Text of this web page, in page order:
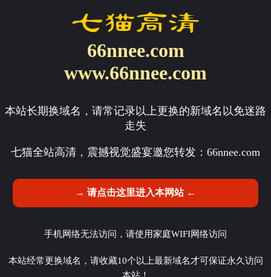
66nnee.com
www.66nnee.com
本站长期换域名，请常记录以上更换的新域名以免迷路
走失
七猫全站高清，震撼视觉盛宴邀您转发： 66nnee.com
→ 请点击这里进入本网站 ←
手机网络无法访问，请使用家庭WIFI网络访问
本站经常更换域名，请收藏10个以上最新域名才可保证永久访问
本站！